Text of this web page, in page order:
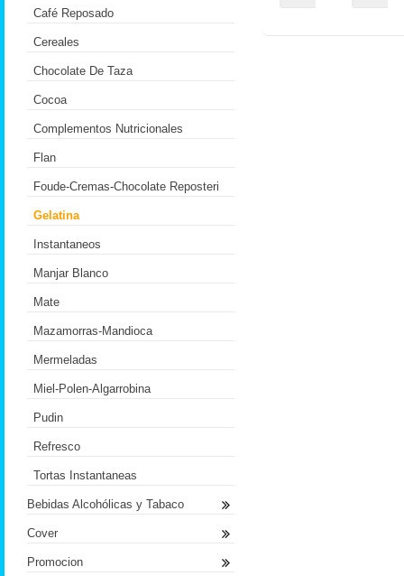
Café Reposado
Cereales
Chocolate De Taza
Cocoa
Complementos Nutricionales
Flan
Foude-Cremas-Chocolate Reposteri
Gelatina
Instantaneos
Manjar Blanco
Mate
Mazamorras-Mandioca
Mermeladas
Miel-Polen-Algarrobina
Pudin
Refresco
Tortas Instantaneas
Bebidas Alcohólicas y Tabaco
Cover
Promocion